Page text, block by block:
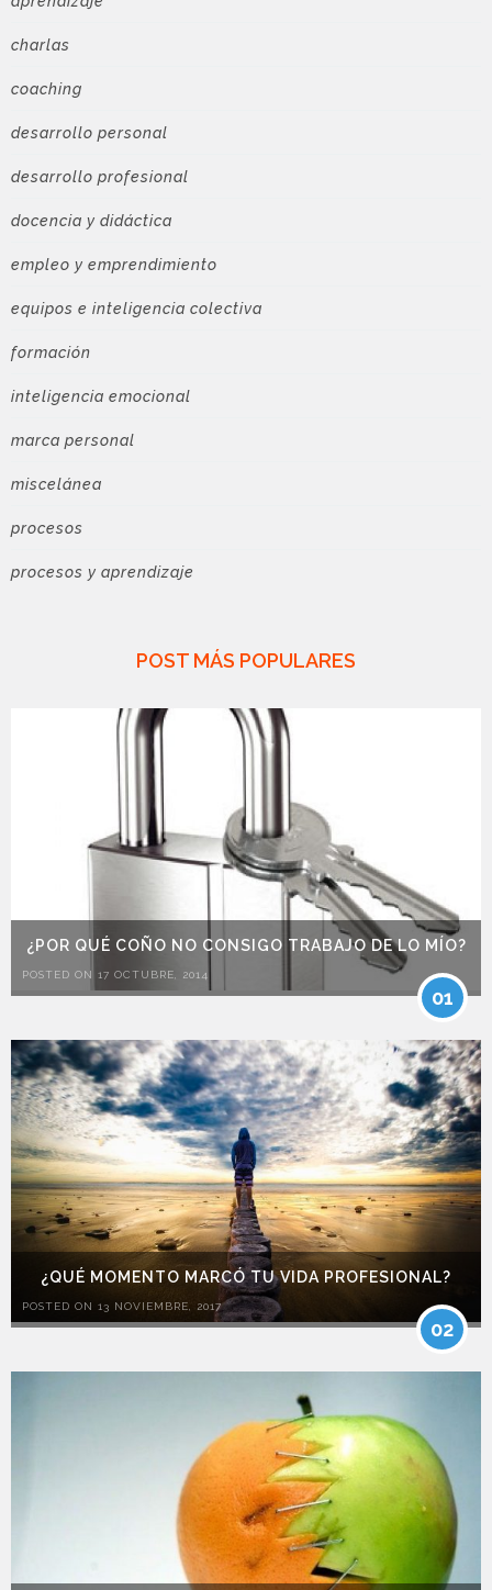
charlas
coaching
desarrollo personal
desarrollo profesional
docencia y didáctica
empleo y emprendimiento
equipos e inteligencia colectiva
formación
inteligencia emocional
marca personal
miscelánea
procesos
procesos y aprendizaje
POST MÁS POPULARES
¿POR QUÉ COÑO NO CONSIGO TRABAJO DE LO MÍO?
POSTED ON 17 OCTUBRE, 2014
01
¿QUÉ MOMENTO MARCÓ TU VIDA PROFESIONAL?
POSTED ON 13 NOVIEMBRE, 2017
02